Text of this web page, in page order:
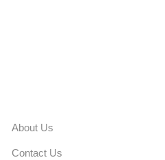
About Us
Contact Us